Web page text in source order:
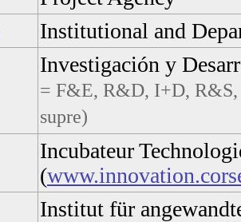
Institutional and
Investigación y
= F&E, R&D, I+D,
supre)
Incubateur
(
Institut für